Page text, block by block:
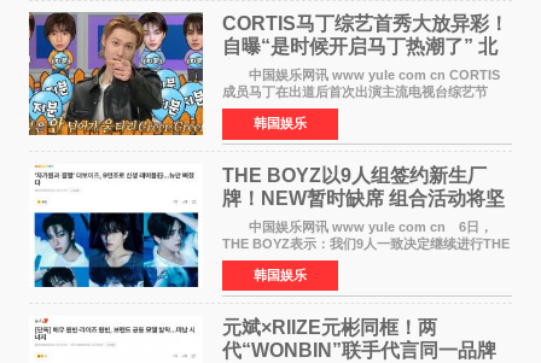
CORTIS马丁综艺首秀大放异彩！
自曝“是时候开启马丁热潮了” 北
美巡演火热进行中
中国娱乐网讯 www yule com cn CORTIS
成员马丁在出道后首次出演主流电视台综艺节
目，展现了多才多艺的魅力。 马丁出演了5日
播出的MBC《Radio Star》Fashion与Passion
之间，I&lsquo;m
韩国娱乐
THE BOYZ以9人组签约新生厂
牌！NEW暂时缺席 组合活动将坚
定不移继续
中国娱乐网讯 www yule com cn 6日，
THE BOYZ表示：我们9人一致决定继续进行THE
BOYZ组合活动，并且已经完成了组合团体活动
签约。目前正在新生厂牌下进行活动准备。尚未
离开THE BOYZ原所
韩国娱乐
元斌×RIIZE元彬同框！两
代“WONBIN”联手代言同一品牌